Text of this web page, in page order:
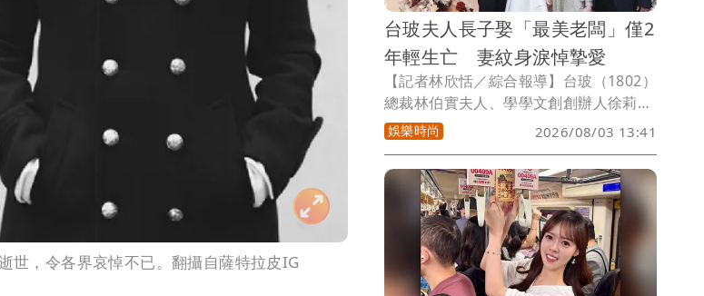
世，令各界哀悼不已。翻攝自薩特拉皮IG
台玻夫人長子娶「最美老闆」僅2
年輕生亡 妻紋身淚悼摯愛
【記者林欣恬／綜合報導】台玻（1802）
總裁林伯實夫人、學學文創創辦人徐莉
玲，日前因在社群平台發文聲援張柏芝並
點名王菲、謝霆鋒，引發外界關注，其貼
文雖已刪除，但風波未歇。如今傳出徐莉
玲今年初歷經白髮人送黑髮人的重大打
擊，長子徐子翔於春節期間驟然離世，享
年50多歲，家屬低調治喪，消息直到近日
才曝光。而妻子譚以欣在痛失丈夫後，於
今年的白色情人節曝光疑似為丈夫紋身的
娛樂時尚 2026/08/03 13:41